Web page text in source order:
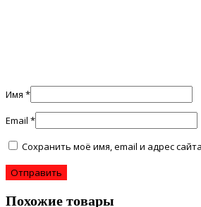
Имя *
Email *
Сохранить моё имя, email и адрес
Похожие товары